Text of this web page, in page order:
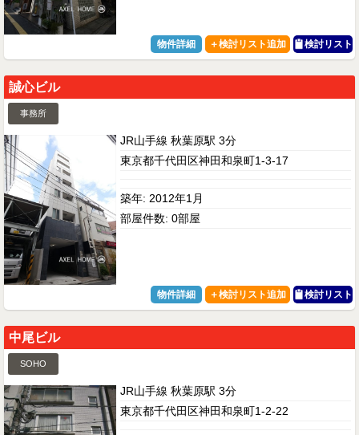
物件詳細 検討リスト
誠心ビル
事務所
JR山手線 秋葉原駅 3分
東京都千代田区神田和泉町1-3-17
築年: 2012年1月
部屋件数: 0部屋
物件詳細 検討リスト
中尾ビル
SOHO
JR山手線 秋葉原駅 3分
東京都千代田区神田和泉町1-2-22